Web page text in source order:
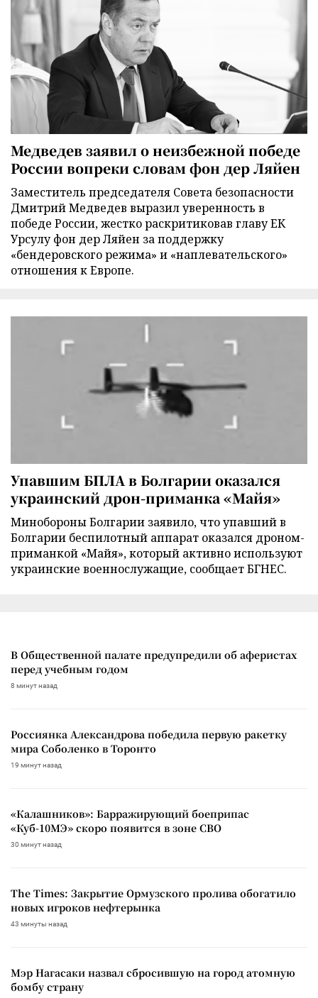
Медведев заявил о неизбежной победе
России вопреки словам фон дер Ляйен
Заместитель председателя Совета безопасности
Дмитрий Медведев выразил уверенность в
победе России, жестко раскритиковав главу ЕК
Урсулу фон дер Ляйен за поддержку
«бендеровского режима» и «наплевательского»
отношения к Европе.
Упавшим БПЛА в Болгарии оказался
украинский дрон-приманка «Майя»
Минобороны Болгарии заявило, что упавший в
Болгарии беспилотный аппарат оказался дроном-
приманкой «Майя», который активно используют
украинские военнослужащие, сообщает БГНЕС.
В Общественной палате предупредили об аферистах
перед учебным годом
8 минут назад
Россиянка Александрова победила первую ракетку
мира Соболенко в Торонто
19 минут назад
«Калашников»: Барражирующий боеприпас
«Куб-10МЭ» скоро появится в зоне СВО
30 минут назад
The Times: Закрытие Ормузского пролива обогатило
новых игроков нефтерынка
43 минуты назад
Мэр Нагасаки назвал сбросившую на город атомную
бомбу страну